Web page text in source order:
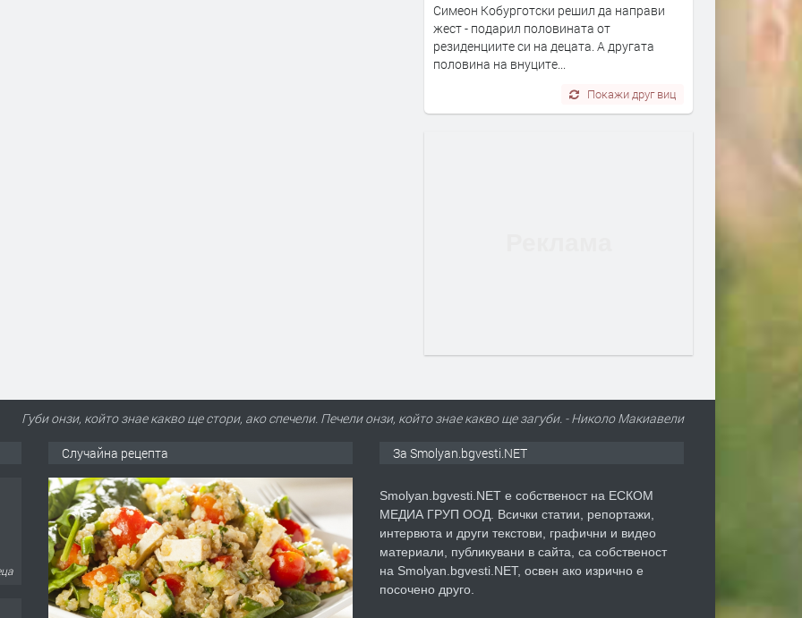
Симеон Кобурготски решил да направи
жест - подарил половината от
резиденциите си на децата. А другата
половина на внуците...
Покажи друг виц
Губи онзи, който знае какво ще стори, ако спечели. Печели онзи, който знае какво ще загуби. - Николо Макиавели
Случайна рецепта За Smolyan.bgvesti.NET
Smolyan.bgvesti.NET е собственост на ЕСКОМ
МЕДИА ГРУП ООД. Всички статии, репортажи,
интервюта и други текстови, графични и видео
материали, публикувани в сайта, са собственост
на Smolyan.bgvesti.NET, освен ако изрично е
посочено друго.